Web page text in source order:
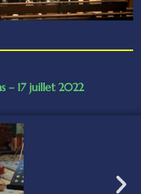
– 17 juillet 2022